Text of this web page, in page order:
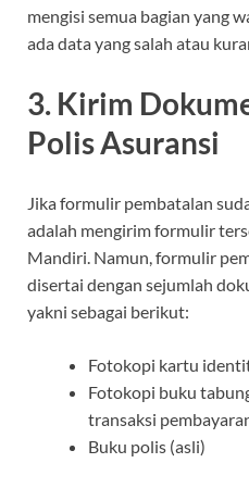
mengisi semua bagian yang
ada data yang salah atau
3. Kirim
Polis Asuransi
Jika formulir pembatalan
adalah mengirim formulir
Mandiri. Namun, formulir
disertai dengan sejumlah
yakni sebagai berikut:
Fotokopi kartu
Fotokopi buku
transaksi
Buku polis (asli)